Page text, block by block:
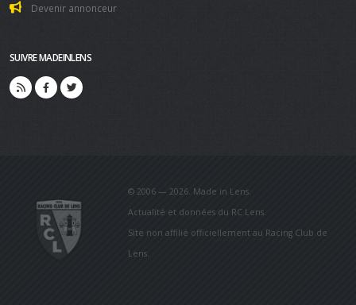
Devenir annonceur
SUIVRE MADEINLENS
© 2006 — 2026. Made in Lens.
Actualité et données du RC Lens.
Site non affilié officiellement au Racing Club de
Lens.